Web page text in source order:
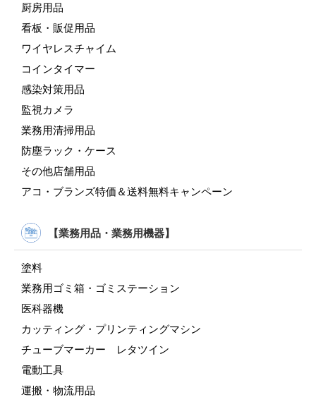
厨房用品
看板・販促用品
ワイヤレスチャイム
コインタイマー
感染対策用品
監視カメラ
業務用清掃用品
防塵ラック・ケース
その他店舗用品
アコ・ブランズ特価＆送料無料キャンペーン
【業務用品・業務用機器】
塗料
業務用ゴミ箱・ゴミステーション
医科器機
カッティング・プリンティングマシン
チューブマーカー レタツイン
電動工具
運搬・物流用品